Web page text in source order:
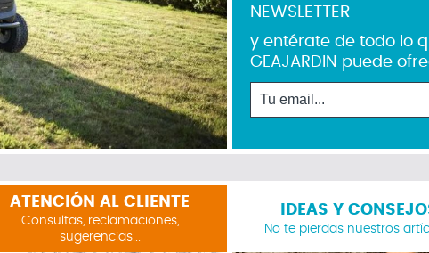
NEWSLETTER
y entérate de todo lo
GEAJARDIN puede
ATENCIÓN AL CLIENTE
Consultas, reclamaciones,
sugerencias...
IDEAS Y
No te pierdas nuestros